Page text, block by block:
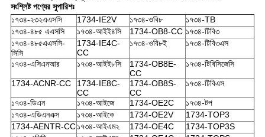
সংশ্লিষ্ট পণ্যের সুপারিশঃ
১৭৩৪-২৩২এএসসি
1734-IE2V ১৭৩৪-ওবি৮
১৭৩৪-TB
১৭৩৪-৪৮৫ এএসসি
১৭৩৪-আইই৪সি 1734-OB8-CC ১৭৩৪-টিবি৩
১৭৩৪-৪৮৫এএসসি-
সিসি
1734-IE4C-
CC
১৭৩৪-ওবি৮ই ১৭৩৪-টিবি৩এস
১৭৩৪-এসিএনআর ১৭৩৪-আইই৮সি
1734-OB8E-
CC
১৭৩৪-টিবিসিজেসি
1734-ACNR-CC
1734-IE8C-
CC
1734-OB8S-
CC
১৭৩৪-টিবিএস
১৭৩৪-ডিএন ১৭৩৪-আইজে 1734-OE2C
১৭৩৪-টপ
১৭৩৪-এডিএনএক্স
১৭৩৪-আইকে 1734-OE2V
1734-TOP3
1734-AENTR-CC১৭৩৪-আইএম২ 1734-OE4C
1734-TOP3S